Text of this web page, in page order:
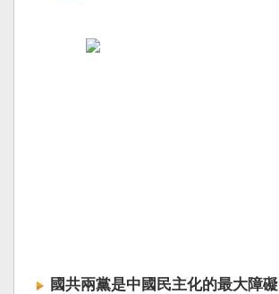
國共兩黨是中國民主化的最大障礙